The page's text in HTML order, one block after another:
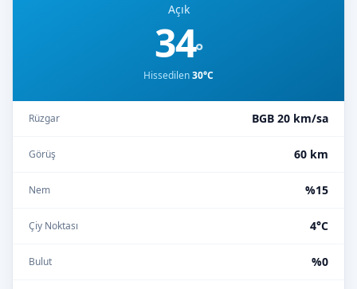
Açık
34°
Hissedilen30°C
Rüzgar BGB 20 km/sa
Görüş 60 km
Nem %15
Çiy Noktası 4°C
Bulut %0